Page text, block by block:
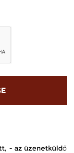
- az üzenetküldő